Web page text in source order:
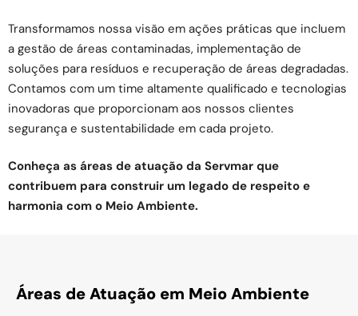
Transformamos nossa visão em ações práticas que incluem
a gestão de áreas contaminadas, implementação de
soluções para resíduos e recuperação de áreas degradadas.
Contamos com um time altamente qualificado e tecnologias
inovadoras que proporcionam aos nossos clientes
segurança e sustentabilidade em cada projeto.
Conheça as áreas de atuação da Servmar que
contribuem para construir um legado de respeito e
harmonia com o Meio Ambiente.
Áreas de Atuação em Meio Ambiente